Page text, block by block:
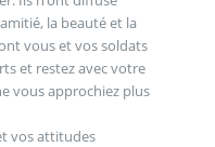
la beauté et la
vous et vos soldats
et restez avec votre
vous approchiez plus
vos attitudes